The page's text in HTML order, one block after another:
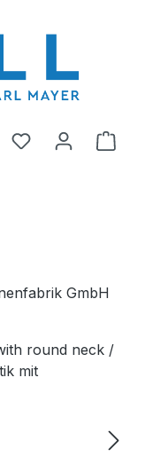
Hai 0 articoliIl
GmbH